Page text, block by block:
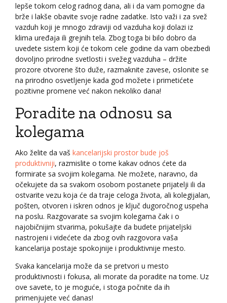
lepše tokom celog radnog dana, ali i da vam pomogne da
brže i lakše obavite svoje radne zadatke. Isto važi i za svež
vazduh koji je mnogo zdraviji od vazduha koji dolazi iz
klima uređaja ili grejnih tela. Zbog toga bi bilo dobro da
uvedete sistem koji će tokom cele godine da vam obezbedi
dovoljno prirodne svetlosti i svežeg vazduha – držite
prozore otvorene što duže, razmaknite zavese, oslonite se
na prirodno osvetljenje kada god možete i primetićete
pozitivne promene već nakon nekoliko dana!
Poradite na odnosu sa
kolegama
Ako želite da vaš kancelarijski prostor bude još
produktivniji, razmislite o tome kakav odnos ćete da
formirate sa svojim kolegama. Ne možete, naravno, da
očekujete da sa svakom osobom postanete prijatelji ili da
ostvarite vezu koja će da traje celoga života, ali kolegijalan,
pošten, otvoren i iskren odnos je ključ dugoročnog uspeha
na poslu. Razgovarate sa svojim kolegama čak i o
najobičnijim stvarima, pokušajte da budete prijateljski
nastrojeni i videćete da zbog ovih razgovora vaša
kancelarija postaje spokojnije i produktivnije mesto.
Svaka kancelarija može da se pretvori u mesto
produktivnosti i fokusa, ali morate da poradite na tome. Uz
ove savete, to je moguće, i stoga počnite da ih
primenjujete već danas!